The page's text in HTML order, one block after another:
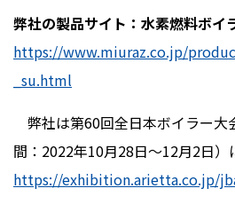
弊社の製品サイト：水素燃料ボイ
https://www.miuraz.co.jp/
_su.html
弊社は第60回全日本ボイラー大
間： 2022年10月28日～12月2日）
https://exhibition.arietta.co.jp/